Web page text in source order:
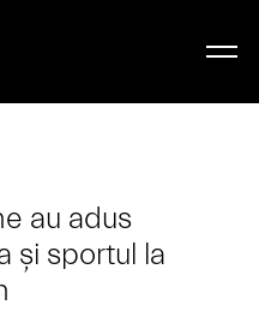
au adus
și sportul la